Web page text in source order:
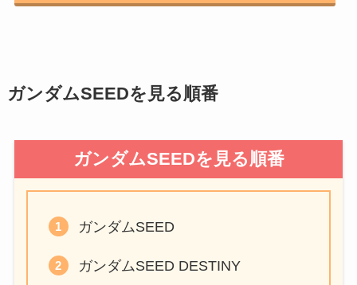
ガンダムSEEDを見る順番
ガンダムSEEDを見る順番
ガンダムSEED
ガンダムSEED DESTINY